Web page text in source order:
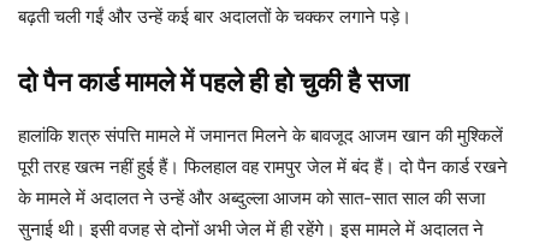
बढ़ती चली गईं और उन्हें कई बार अदालतों के चक्कर लगाने पड़े।
दो पैन कार्ड मामले में पहले ही हो चुकी है सजा
हालांकि शत्रु संपत्ति मामले में जमानत मिलने के बावजूद आजम खान की मुश्किलें
पूरी तरह खत्म नहीं हुई हैं। फिलहाल वह रामपुर जेल में बंद हैं। दो पैन कार्ड रखने
के मामले में अदालत ने उन्हें और अब्दुल्ला आजम को सात-सात साल की सजा
सुनाई थी। इसी वजह से दोनों अभी जेल में ही रहेंगे। इस मामले में अदालत ने